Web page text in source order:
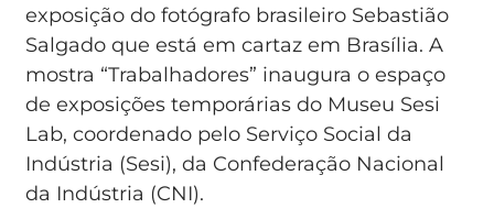
exposição do fotógrafo brasileiro Sebastião
Salgado que está em cartaz em Brasília. A
mostra “Trabalhadores” inaugura o espaço
de exposições temporárias do Museu Sesi
Lab, coordenado pelo Serviço Social da
Indústria (Sesi), da Confederação Nacional
da Indústria (CNI).